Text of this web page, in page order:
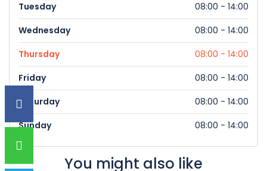
Tuesday
08:00 - 14:00
Wednesday
08:00 - 14:00
Thursday
08:00 - 14:00
Friday
08:00 - 14:00
Saturday
08:00 - 14:00
Sunday
08:00 - 14:00
You might also like